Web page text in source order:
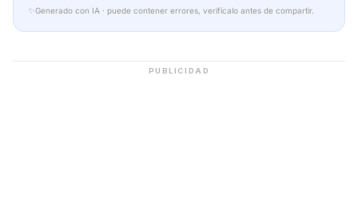
✨ Generado con IA · puede contener errores, verifícalo antes de compartir.
PUBLICIDAD